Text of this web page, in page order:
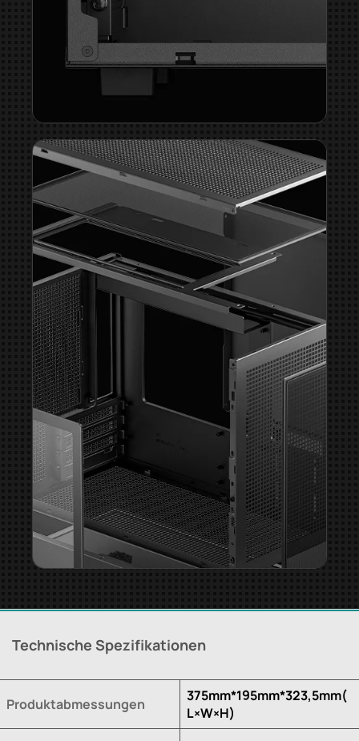
Technische Spezifikationen
Produktabmessungen
375mm*195mm*323,5mm(
L×W×H)